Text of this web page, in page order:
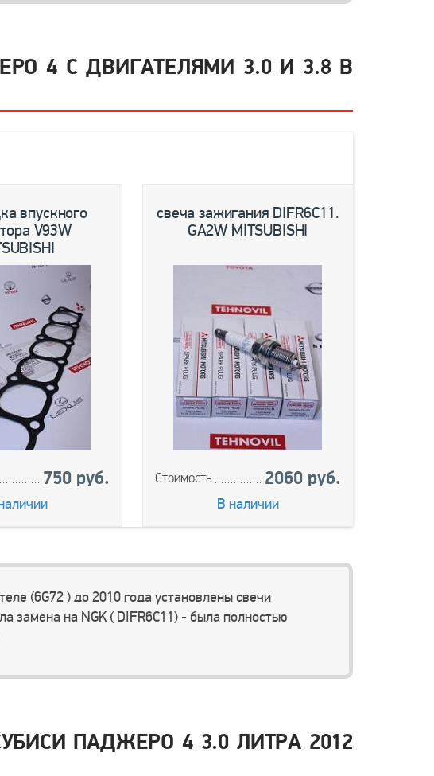
4 С ДВИГАТЕЛЯМИ 3.0 И 3.8 В
впускного
V93W
750 руб.
свеча зажигания DIFR6C11.
GA2W MITSUBISHI
Стоимость: 2060 руб.
В наличии
(6G72 ) до 2010 года установлены свечи
замена на NGK ( DIFR6C11) - была полностью
ПАДЖЕРО 4 3.0 ЛИТРА 2012